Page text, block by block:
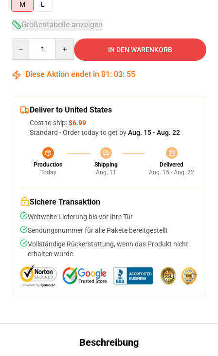
M
L
Größentabelle anzeigen
IN DEN WARENKORB
Diese Aktion endet in 01 : 03: 54
Deliver to United States
Cost to ship:$6.99
Standard - Order today to get byAug. 15 - Aug. 22
Production
Today
Shipping
Aug. 11
Delivered
Aug. 15 - Aug. 22
Sichere Transaktion
Weltweite Lieferung bis vor Ihre Tür
Sendungsnummer für alle Pakete bereitgestellt
Vollständige Rückerstattung, wenn das Produkt nicht
erhalten wurde
Beschreibung